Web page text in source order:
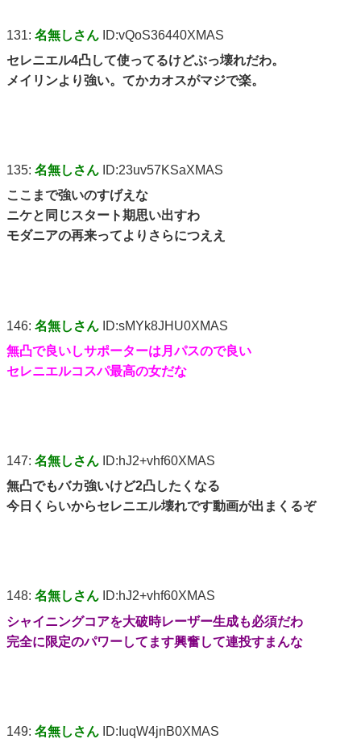
131: 名無しさん ID:vQoS36440XMAS
セレニエル4凸して使ってるけどぶっ壊れだわ。
メイリンより強い。てかカオスがマジで楽。
135: 名無しさん ID:23uv57KSaXMAS
ここまで強いのすげえな
ニケと同じスタート期思い出すわ
モダニアの再来ってよりさらにつええ
146: 名無しさん ID:sMYk8JHU0XMAS
無凸で良いしサポーターは月パスので良い
セレニエルコスパ最高の女だな
147: 名無しさん ID:hJ2+vhf60XMAS
無凸でもバカ強いけど2凸したくなる
今日くらいからセレニエル壊れです動画が出まくるぞ
148: 名無しさん ID:hJ2+vhf60XMAS
シャイニングコアを大破時レーザー生成も必須だわ
完全に限定のパワーしてます興奮して連投すまんな
149: 名無しさん ID:IuqW4jnB0XMAS